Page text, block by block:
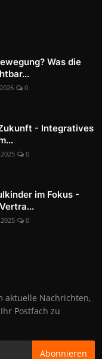
Was die
0
- Integratives
0
im Fokus -
0
aktuelle Nachrichten,
Postfach zu
Abonnieren